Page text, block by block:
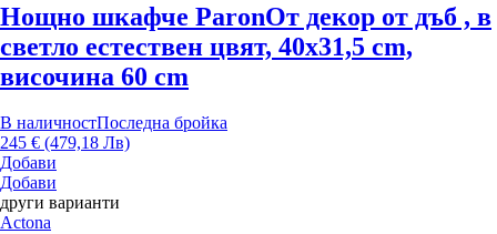
Нощно шкафче ParonОт декор от дъб , в
светло естествен цвят, 40x31,5 cm,
височина 60 cm
В наличностПоследна бройка
245 € (479,18 Лв)
Добави
Добави
други варианти
Actona